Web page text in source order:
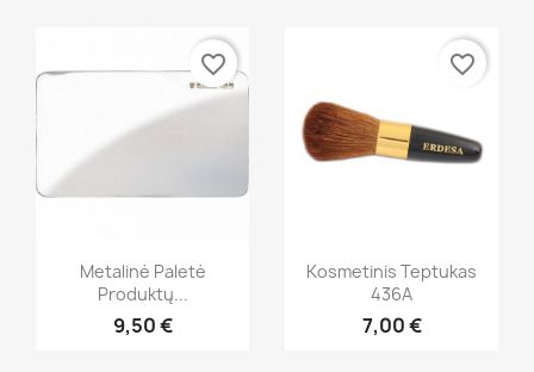
Greita peržiūra
Metalinė Paletė
Produktų...
9,50 €
favorite_border
Greita peržiūra
Kosmetinis Teptukas
436A
7,00 €
favorite_border